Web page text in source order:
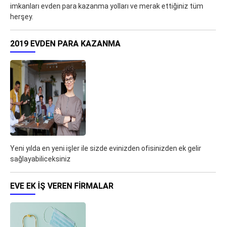
imkanları evden para kazanma yolları ve merak ettiğiniz tüm
herşey.
2019 EVDEN PARA KAZANMA
Yeni yılda en yeni işler ile sizde evinizden ofisinizden ek gelir
sağlayabiliceksiniz
EVE EK IŞ VEREN FIRMALAR